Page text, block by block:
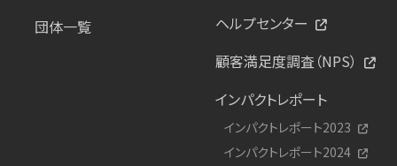
団体一覧
ヘルプセンター
顧客満足度調査（NPS）
インパクトレポート
インパクトレポート2023
インパクトレポート2024